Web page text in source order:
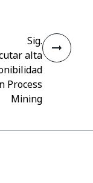
Sig.
alta
Process
Mining